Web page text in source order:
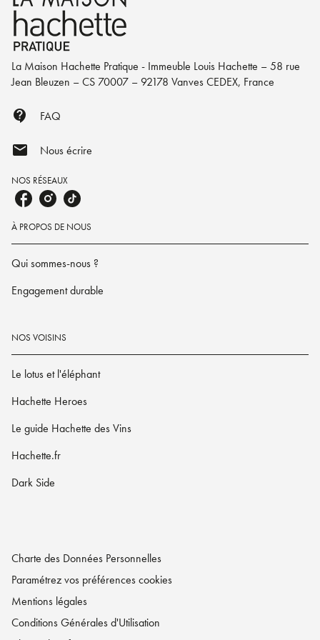
La Maison Hachette Pratique - Immeuble Louis Hachette – 58 rue
Jean Bleuzen – CS 70007 – 92178 Vanves CEDEX, France
contact_support FAQ
mail Nous écrire
NOS RÉSEAUX
À PROPOS DE NOUS
Qui sommes-nous ?
Engagement durable
NOS VOISINS
Le lotus et l'éléphant
Hachette Heroes
Le guide Hachette des Vins
Hachette.fr
Dark Side
Charte des Données Personnelles
Paramétrez vos préférences cookies
Mentions légales
Conditions Générales d'Utilisation